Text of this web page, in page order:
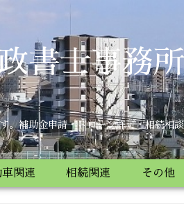
書士事務所
補助金申請・ドローン許可・相続相
車関連 相続関連 その他